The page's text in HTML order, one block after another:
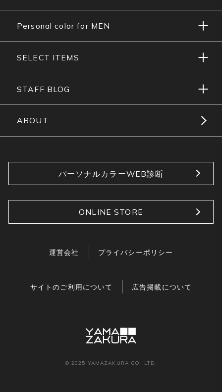
Personal color for MEN
SELECT ITEMS
STAFF BLOG
ABOUT
パーソナルカラーWEB診断
ONLINE STORE
運営会社 プライバシーポリシー
サイトのご利用について 広告掲載について
© 2025 YAMAZAKURA CO. LTD.